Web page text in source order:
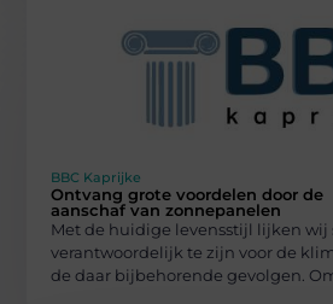
BBC Kaprijke
Ontvang grote voordelen door de
aanschaf van zonnepanelen
Met de huidige levensstijl lijken wij
verantwoordelijk te zijn voor de
de daar bijbehorende gevolgen.